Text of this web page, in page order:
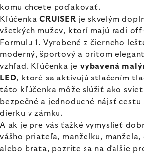
komu chcete poďakovať.
KľúčenkaCRUISER je skvelým
všetkých mužov, ktorí majú radi
Formulu 1. Vyrobené z čierneho
moderný, športový a pritom
vzhľad. Kľúčenka jevybavená
LED, ktoré sa aktivujú stlačením
táto kľúčenka môže slúžiť ako
bezpečné a jednoduché nájsť
dierku v zámku.
A ak je pre vás ťažké vymyslieť
vášho priateľa, manželku, manžela,
alebo brata, pozrite sa na ďalšie